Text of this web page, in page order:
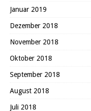
Januar 2019
Dezember 2018
November 2018
Oktober 2018
September 2018
August 2018
Juli 2018